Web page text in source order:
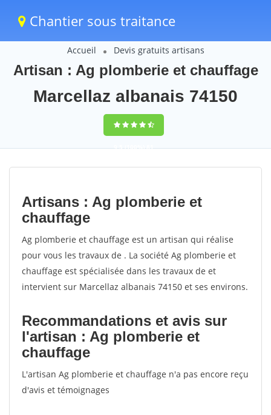
Chantier sous traitance
Accueil Devis gratuits artisans
Artisan : Ag plomberie et chauffage
Marcellaz albanais 74150
9,5(100%)81
votes
Artisans : Ag plomberie et
chauffage
Ag plomberie et chauffage est un artisan qui réalise
pour vous les travaux de . La société Ag plomberie et
chauffage est spécialisée dans les travaux de et
intervient sur Marcellaz albanais 74150 et ses environs.
Recommandations et avis sur
l'artisan : Ag plomberie et
chauffage
L'artisan Ag plomberie et chauffage n'a pas encore reçu
d'avis et témoignages